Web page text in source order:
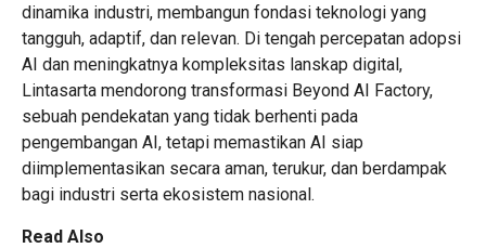
dinamika industri, membangun fondasi teknologi yang
tangguh, adaptif, dan relevan. Di tengah percepatan adopsi
AI dan meningkatnya kompleksitas lanskap digital,
Lintasarta mendorong transformasi Beyond AI Factory,
sebuah pendekatan yang tidak berhenti pada
pengembangan AI, tetapi memastikan AI siap
diimplementasikan secara aman, terukur, dan berdampak
bagi industri serta ekosistem nasional.
Read Also